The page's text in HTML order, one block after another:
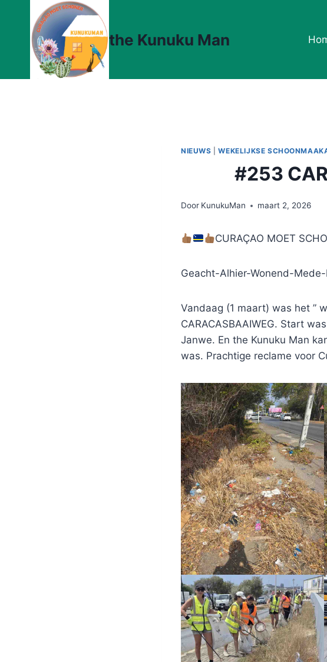
Doorgaan
the Kunuku Man
NIEUWS |WEKELIJKSE
#253
Door KunukuMan maart 2, 2026
CURAÇAO MOET
Geacht-Alhier-Wonend-
Vandaag (1 maart) was het ”
CARACASBAAIWEG. Start
Janwe. En the Kunuku Man
was. Prachtige reclame voor